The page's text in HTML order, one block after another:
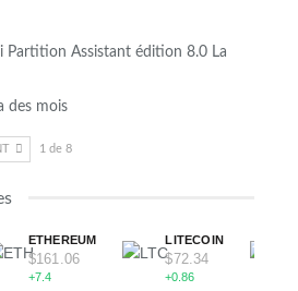
Partition Assistant édition 8.0 La
des mois
1 de 8
ETHEREUM
$161.06
+7.4
LITECOIN
$72.34
+0.86